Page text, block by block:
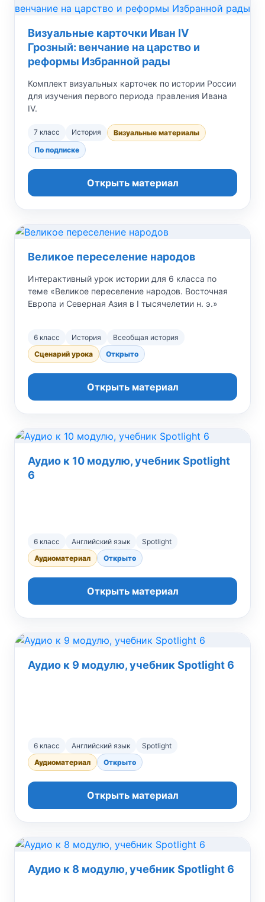
Визуальные карточки Иван IV
Грозный: венчание на царство и
реформы Избранной рады
Комплект визуальных карточек по истории России
для изучения первого периода правления Ивана
IV.
7 класс История
Визуальные материалы
По подписке
Открыть материал
Великое переселение народов
Интерактивный урок истории для 6 класса по
теме «Великое переселение народов. Восточная
Европа и Северная Азия в I тысячелетии н. э.»
6 класс История
Всеобщая история
Сценарий урока
Открыто
Открыть материал
Аудио к 10 модулю, учебник Spotlight
6
6 класс Английский язык
Spotlight
Аудиоматериал
Открыто
Открыть материал
Аудио к 9 модулю, учебник Spotlight 6
6 класс Английский язык
Spotlight
Аудиоматериал
Открыто
Открыть материал
Аудио к 8 модулю, учебник Spotlight 6